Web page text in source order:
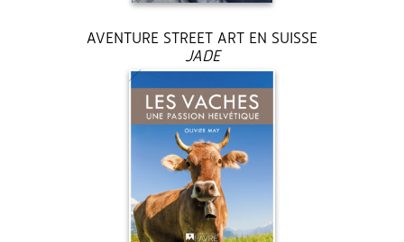
AVENTURE STREET ART EN SUISSE
JADE